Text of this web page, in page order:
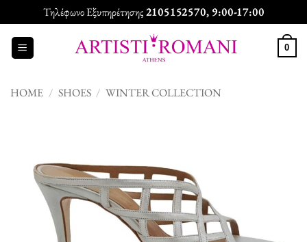
to
content
Τηλέφωνο Εξυπηρέτησης2105152570, 9:00-17:00
0
HOME / SHOES / WINTER COLLECTION